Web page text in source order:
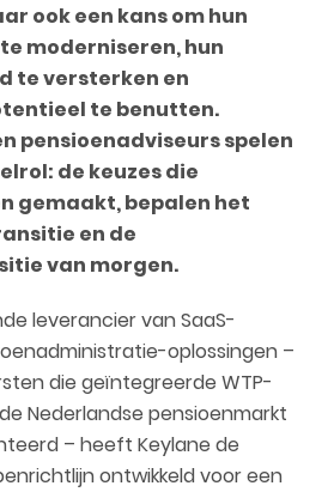
ook een kans om hun
moderniseren, hun
te versterken en
te benutten.
pensioenadviseurs spelen
de keuzes die
gemaakt, bepalen het
en de
van morgen.
leverancier van SaaS-
oplossingen –
die geïntegreerde WTP-
Nederlandse pensioenmarkt
– heeft Keylane de
ontwikkeld voor een